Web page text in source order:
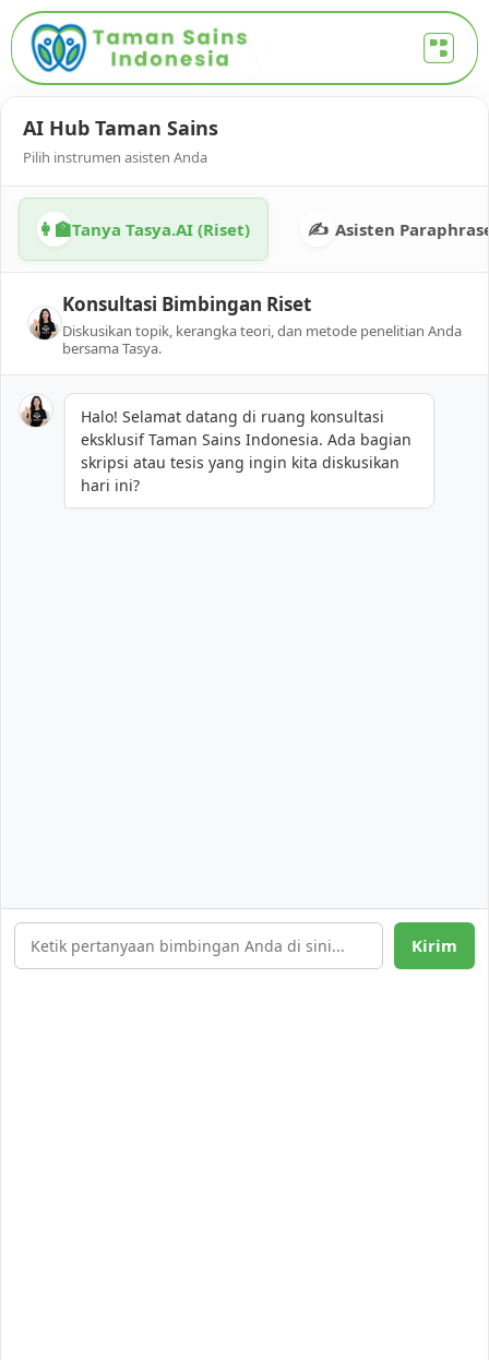
AI Hub Taman Sains
Pilih instrumen asisten Anda
👩‍🏫Tanya Tasya.AI (Riset) ✍️ Asisten
Konsultasi Bimbingan Riset
Diskusikan topik, kerangka teori, dan metode penelitian Anda
bersama Tasya.
Halo! Selamat datang di ruang konsultasi
eksklusif Taman Sains Indonesia. Ada bagian
skripsi atau tesis yang ingin kita diskusikan
hari ini?
Kirim